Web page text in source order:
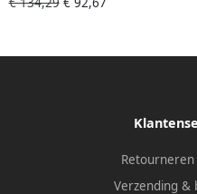
Verzending &